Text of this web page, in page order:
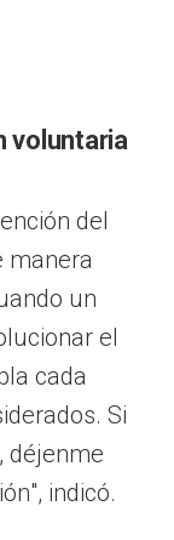
voluntaria
del
manera
un
el
cada
Si
déjenme
indicó.